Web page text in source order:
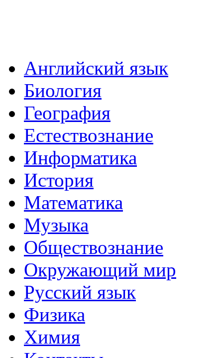
Английский язык
Биология
География
Естествознание
Информатика
История
Математика
Музыка
Обществознание
Окружающий мир
Русский язык
Физика
Химия